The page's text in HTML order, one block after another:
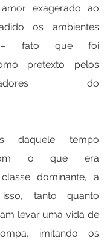
exagerado ao
os ambientes
– fato que foi
pretexto pelos
do
daquele tempo
o que era
dominante, a
tanto quanto
levar uma vida de
imitando os